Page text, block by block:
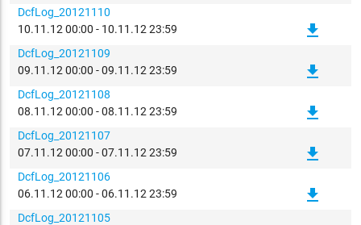
DcfLog_20121110
10.11.12 00:00 - 10.11.12 23:59
file_download
DcfLog_20121109
09.11.12 00:00 - 09.11.12 23:59
file_download
DcfLog_20121108
08.11.12 00:00 - 08.11.12 23:59
file_download
DcfLog_20121107
07.11.12 00:00 - 07.11.12 23:59
file_download
DcfLog_20121106
06.11.12 00:00 - 06.11.12 23:59
file_download
DcfLog_20121105